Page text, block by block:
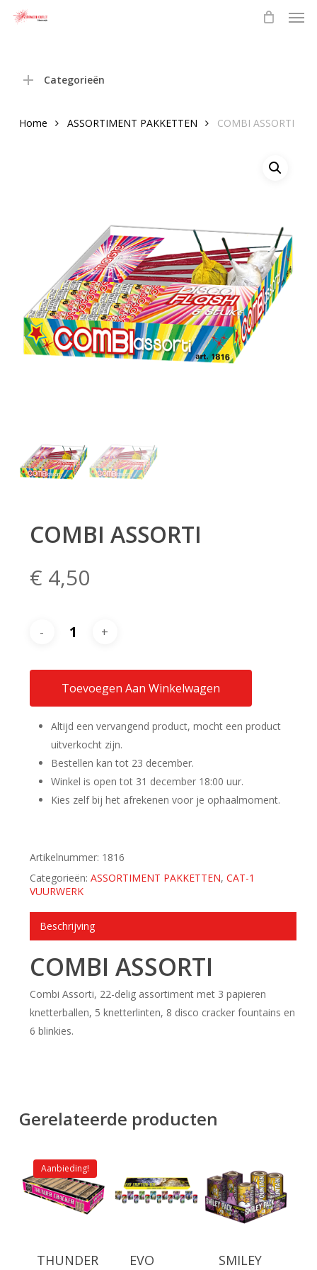
Categorieën
Home ASSORTIMENT PAKKETTEN COMBI ASSORTI
COMBI ASSORTI
€ 4,50
Toevoegen Aan Winkelwagen
Altijd een vervangend product, mocht een product
uitverkocht zijn.
Bestellen kan tot 23 december.
Winkel is open tot 31 december 18:00 uur.
Kies zelf bij het afrekenen voor je ophaalmoment.
Artikelnummer: 1816
Categorieën: ASSORTIMENT PAKKETTEN, CAT-1
VUURWERK
Beschrijving
COMBI ASSORTI
Combi Assorti, 22-delig assortiment met 3 papieren
knetterballen, 5 knetterlinten, 8 disco cracker fountains en
6 blinkies.
Gerelateerde producten
Aanbieding!
THUNDER
EVO
SMILEY